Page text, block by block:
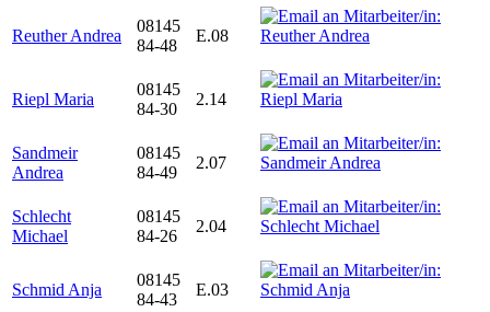
Reuther Andrea
08145
84-48
E.08
Riepl Maria
08145
84-30
2.14
Sandmeir
Andrea
08145
84-49
2.07
Schlecht
Michael
08145
84-26
2.04
Schmid Anja
08145
84-43
E.03